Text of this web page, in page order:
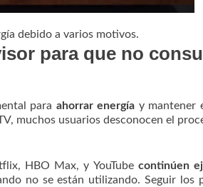
debido a varios motivos.
para que no
para ahorrar energía y mantener
muchos usuarios desconocen el
HBO Max, y YouTube continúen
no se están utilizando. Seguir los